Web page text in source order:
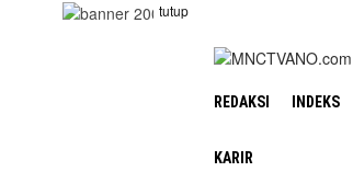
tutup
REDAKSI INDEKS
KARIR